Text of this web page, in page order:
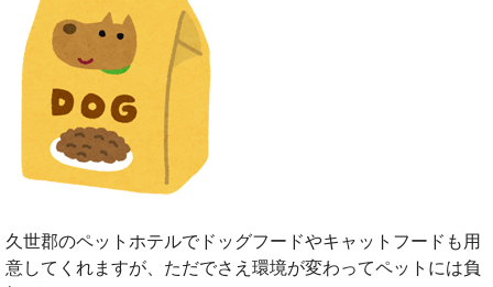
久世郡のペットホテルでドッグフードやキャットフードも用
意してくれますが、ただでさえ環境が変わってペットには負